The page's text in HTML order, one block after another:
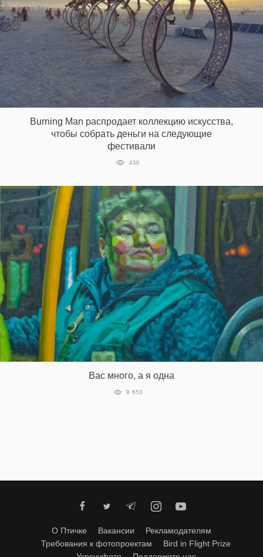
Burning Man распродает коллекцию искусства,
чтобы собрать деньги на следующие
фестивали
430
Вас много, а я одна
9 653
О Птичке Вакансии
Рекламодателям
Требования к фотопроектам
Bird in Flight Prize